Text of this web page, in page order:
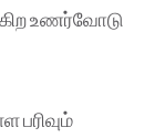
உணர்வோடு
பரிவும்